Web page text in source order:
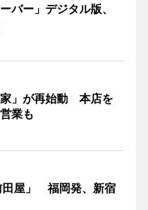
バー」デジタル版、
」が再始動 本店を
業も
田屋」 福岡発、新宿